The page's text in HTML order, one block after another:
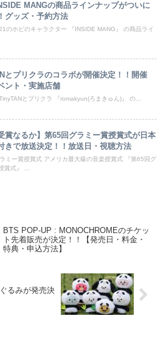
MANGの商品ラインナップがついに
グッズ・予約方法
のホビのキャラクター 『INSIDE MANG』 の商品ライ
とプリクラのコラボが開催決定！！開催
ント・実施店舗
とプリクラ 『romakyun(ろまきゅん)』 の...
賞なるか】第65回グラミー賞授賞式が日本
きで放送決定！！放送日・視聴方法
ミー賞授賞式 アメリカ最大級の音楽授賞式 『第65回グ
賞式』 ...
BTS POP-UP : MONOCHROMEのチケッ
ト先着販売が決定！！【発売日・料金・
特典・申込方法】
るみが発売決